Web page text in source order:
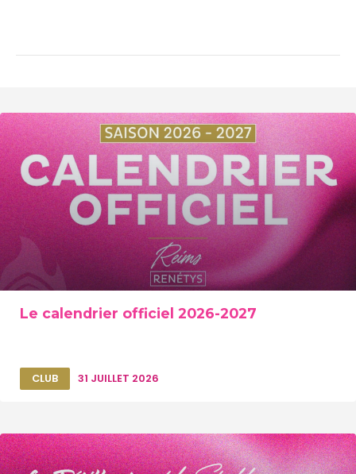
Le calendrier officiel 2026-2027
CLUB 31 JUILLET 2026